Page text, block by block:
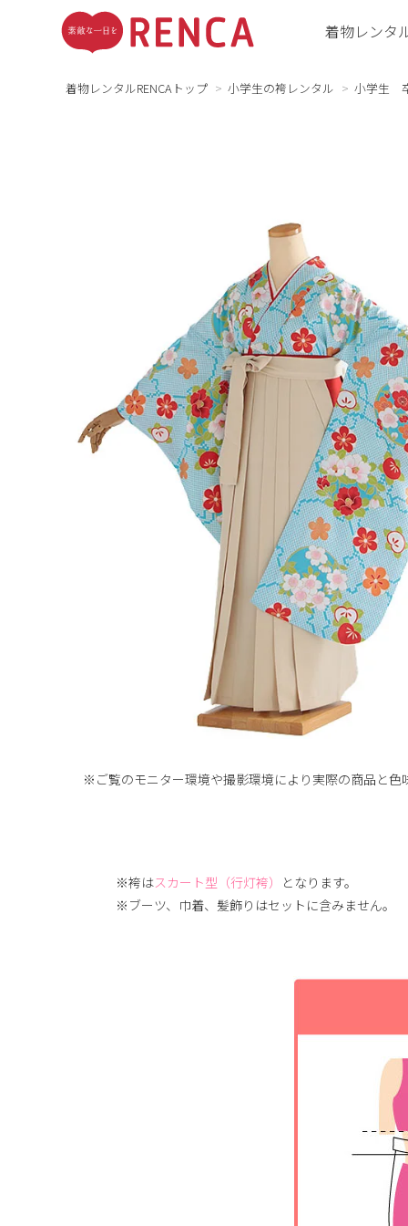
着物レンタ
着物レンタルRENCAトップ 小学生の袴レンタル 小学生
※ご覧のモニター環境や撮影環境により実際の商品と色
※袴はスカート型（行灯袴）
となります。
※ブーツ、巾着、髪飾りはセットに含みません。